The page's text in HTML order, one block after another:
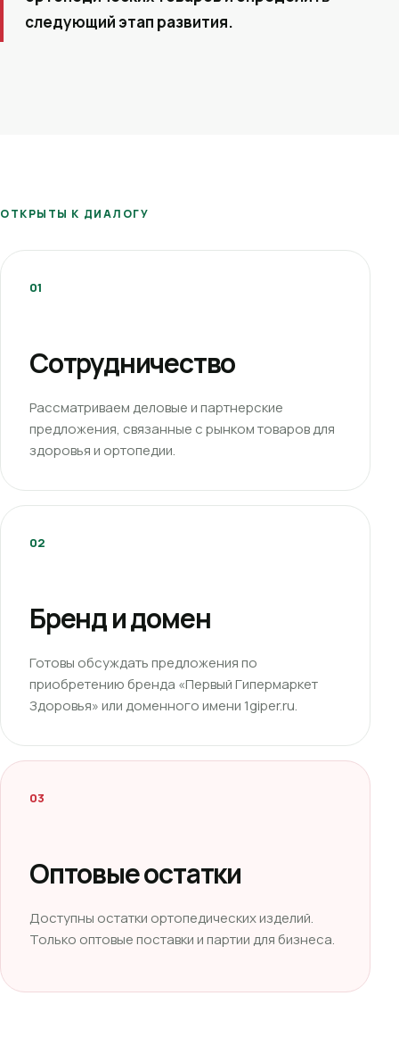
следующий этап развития.
ОТКРЫТЫ К ДИАЛОГУ
01
Сотрудничество
Рассматриваем деловые и партнерские
предложения, связанные с рынком товаров для
здоровья и ортопедии.
02
Бренд и домен
Готовы обсуждать предложения по
приобретению бренда «Первый Гипермаркет
Здоровья» или доменного имени 1giper.ru.
03
Оптовые остатки
Доступны остатки ортопедических изделий.
Только оптовые поставки и партии для бизнеса.